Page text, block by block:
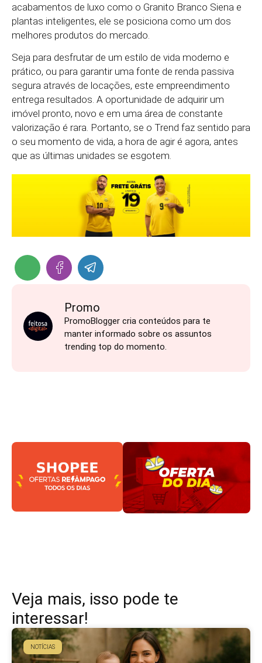
acabamentos de luxo como o Granito Branco Siena e
plantas inteligentes, ele se posiciona como um dos
melhores produtos do mercado.
Seja para desfrutar de um estilo de vida moderno e
prático, ou para garantir uma fonte de renda passiva
segura através de locações, este empreendimento
entrega resultados. A oportunidade de adquirir um
imóvel pronto, novo e em uma área de constante
valorização é rara. Portanto, se o Trend faz sentido para
o seu momento de vida, a hora de agir é agora, antes
que as últimas unidades se esgotem.
Promo
PromoBlogger cria conteúdos para te
manter informado sobre os assuntos
trending top do momento.
Veja mais, isso pode te
interessar!
NOTÍCIAS